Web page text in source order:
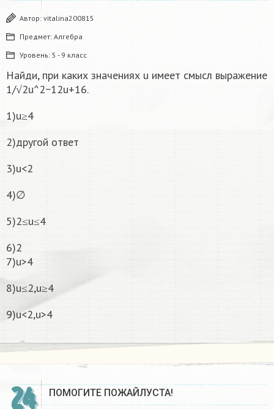
Автор: vitalina200815
Предмет: Алгебра
Уровень: 5 - 9 класс
Найди, при каких значениях u имеет смысл выражение
1/√2u^2−12u+16.
1)u≥4
2)другой ответ
3)u<2
4)∅
5)2≤u≤4
6)2
7)u>4
8)u≤2,u≥4
9)u<2,u>4
24 ПОМОГИТЕ ПОЖАЙЛУСТА!